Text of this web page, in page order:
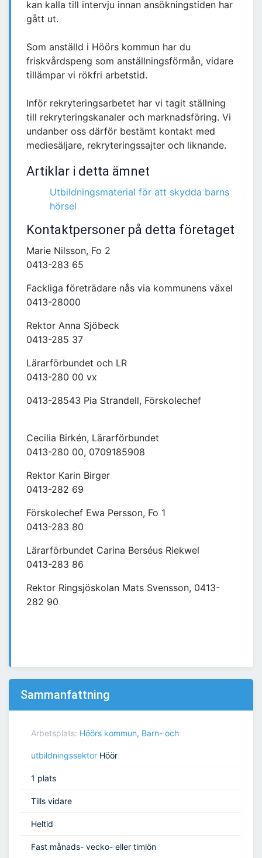
kan kalla till intervju innan ansökningstiden har
gått ut.
Som anställd i Höörs kommun har du
friskvårdspeng som anställningsförmån, vidare
tillämpar vi rökfri arbetstid.
Inför rekryteringsarbetet har vi tagit ställning
till rekryteringskanaler och marknadsföring. Vi
undanber oss därför bestämt kontakt med
mediesäljare, rekryteringssajter och liknande.
Artiklar i detta ämnet
Utbildningsmaterial för att skydda barns
hörsel
Kontaktpersoner på detta företaget
Marie Nilsson, Fo 2
0413-283 65
Fackliga företrädare nås via kommunens växel
0413-28000
Rektor Anna Sjöbeck
0413-285 37
Lärarförbundet och LR
0413-280 00 vx
0413-28543 Pia Strandell, Förskolechef
Cecilia Birkén, Lärarförbundet
0413-280 00, 0709185908
Rektor Karin Birger
0413-282 69
Förskolechef Ewa Persson, Fo 1
0413-283 80
Lärarförbundet Carina Berséus Riekwel
0413-283 86
Rektor Ringsjöskolan Mats Svensson, 0413-
282 90
Sammanfattning
Arbetsplats: Höörs kommun, Barn- och
utbildningssektor Höör
1 plats
Tills vidare
Heltid
Fast månads- vecko- eller timlön